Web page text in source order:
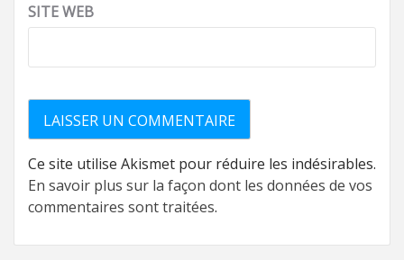
SITE WEB
Ce site utilise Akismet pour réduire les indésirables.
En savoir plus sur la façon dont les données de vos
commentaires sont traitées.